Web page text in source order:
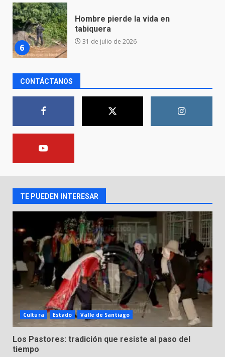
7
Emboscada a policías en Yuriria
6 de agosto de 2026
2 5 de agosto de 2026
3
FISCALÍA GENERAL DEL ESTADO
LEGALIDAD CON LA
TRANSFERENCIA DE ARMAS DE
FUEGO A LA SECRETARÍA DE LA
DEFENSA NACIONAL
5 de agosto de 2026
Muere peatón arrollado por
motociclista en Yuriria
4 de agosto de 2026
José Antonio Villanueva
CONTÁCTANOS
TE PUEDEN INTERESAR
Cultura Estado Valle de Santiago
Los Pastores: tradición que resiste al paso del
tiempo